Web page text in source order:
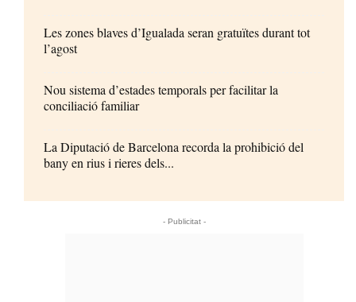
Les zones blaves d’Igualada seran gratuïtes durant tot
l’agost
Nou sistema d’estades temporals per facilitar la
conciliació familiar
La Diputació de Barcelona recorda la prohibició del
bany en rius i rieres dels...
- Publicitat -